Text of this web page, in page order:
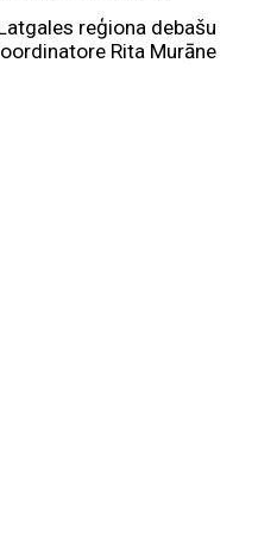
reģiona debašu
Rita Murāne